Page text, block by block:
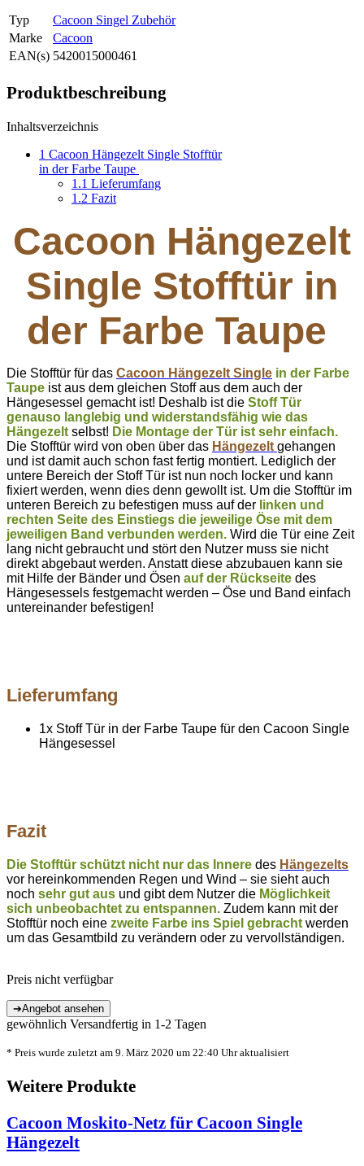
Typ
Cacoon Singel Zubehör
Marke
Cacoon
EAN(s) 5420015000461
Produktbeschreibung
Inhaltsverzeichnis
1 Cacoon Hängezelt Single Stofftür
in der Farbe Taupe
1.1 Lieferumfang
1.2 Fazit
Cacoon Hängezelt
Single Stofftür in
der Farbe Taupe
Die Stofftür für das Cacoon Hängezelt Single in der Farbe
Taupe ist aus dem gleichen Stoff aus dem auch der
Hängesessel gemacht ist! Deshalb ist die Stoff Tür
genauso langlebig und widerstandsfähig wie das
Hängezelt selbst! Die Montage der Tür ist sehr einfach.
Die Stofftür wird von oben über das Hängezelt gehangen
und ist damit auch schon fast fertig montiert. Lediglich der
untere Bereich der Stoff Tür ist nun noch locker und kann
fixiert werden, wenn dies denn gewollt ist. Um die Stofftür im
unteren Bereich zu befestigen muss auf der linken und
rechten Seite des Einstiegs die jeweilige Öse mit dem
jeweiligen Band verbunden werden. Wird die Tür eine Zeit
lang nicht gebraucht und stört den Nutzer muss sie nicht
direkt abgebaut werden. Anstatt diese abzubauen kann sie
mit Hilfe der Bänder und Ösen auf der Rückseite des
Hängesessels festgemacht werden – Öse und Band einfach
untereinander befestigen!
Lieferumfang
1x Stoff Tür in der Farbe Taupe für den Cacoon Single
Hängesessel
Fazit
Die Stofftür schützt nicht nur das Innere des Hängezelts
vor hereinkommenden Regen und Wind – sie sieht auch
noch sehr gut aus und gibt dem Nutzer die Möglichkeit
sich unbeobachtet zu entspannen. Zudem kann mit der
Stofftür noch eine zweite Farbe ins Spiel gebracht werden
um das Gesamtbild zu verändern oder zu vervollständigen.
Preis nicht verfügbar
gewöhnlich Versandfertig in 1-2 Tagen
* Preis wurde zuletzt am 9. März 2020 um 22:40 Uhr aktualisiert
Weitere Produkte
Cacoon Moskito-Netz für Cacoon Single
Hängezelt